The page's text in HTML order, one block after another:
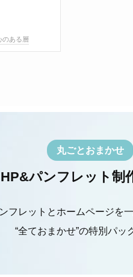
のある層
丸ごとおまかせ
HP&パンフレット制
フレットとホームページを
“全ておまかせ”の特別パッ